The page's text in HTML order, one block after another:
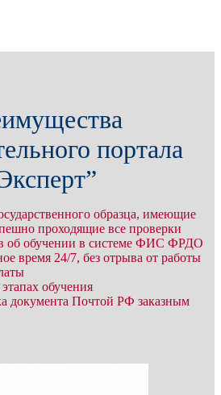
портала
образца, имеющие
проходящие все проверки
об обучении в системе ФИС ФРДО
время 24/7, без отрыва от работы
обучения
Почтой РФ заказным